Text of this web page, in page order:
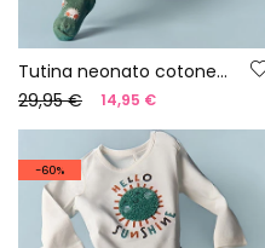
Tutina neonato cotone arancione
29,95 €
14,95 €
-60%